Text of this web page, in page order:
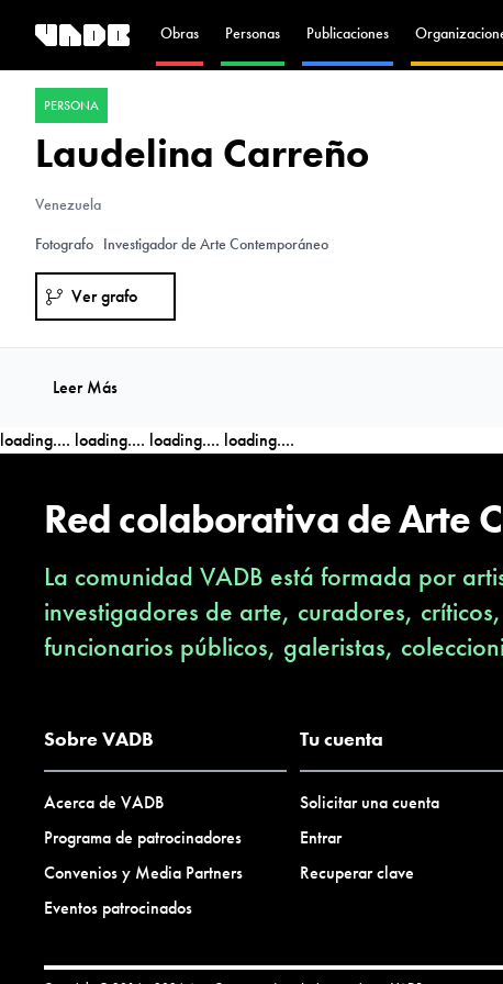
Obras Personas Publicaciones
PERSONA
Laudelina Carreño
Venezuela
Fotografo Investigador de Arte Contemporáneo
Ver grafo
Leer Más
loading.... loading.... loading.... loading....
Red colaborativa de Arte
La comunidad VADB está formada por
investigadores de arte, curadores,
funcionarios públicos, galeristas,
Sobre VADB
Acerca de VADB
Programa de patrocinadores
Convenios y Media Partners
Eventos patrocinados
Tu cuenta
Solicitar una cuenta
Entrar
Recuperar clave